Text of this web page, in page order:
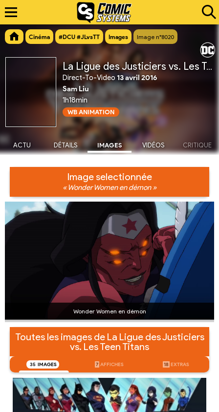
Cinéma #DCU #JLvsTT Images Image n°8020
La Ligue des Justiciers vs. Les Teen Titans
Direct-To-Video 13 avril 2016
Sam Liu
1h18min
WB ANIMATION
ACTU DÉTAILS IMAGES VIDÉOS CRITIQUE
Image selectionnée
« Wonder Women en démon »
Wonder Women en démon
Toutes les images de La Ligue des Justiciers
vs. Les Teen Titans
35 IMAGES 7 AFFICHES 18 EXTRAS